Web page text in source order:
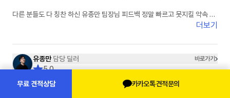
다른 분들도 다 칭찬 하신 유종만 팀장님 피드백 정말 빠르고 못지킬 약속 안
잘 탈께요 유팀장님 감사드려요
더보기
유종만 담당 딜러 바로가기
5.0
고객님이 선택하실 유종은 유종만 입니다.
카카오톡 견적문의
무료 견적상담